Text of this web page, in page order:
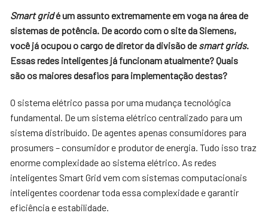
Smart gridé um assunto extremamente em voga na área de
sistemas de potência. De acordo com o site da Siemens,
você já ocupou o cargo de diretor da divisão de smart grids.
Essas redes inteligentes já funcionam atualmente? Quais
são os maiores desafios para implementação destas?
O sistema elétrico passa por uma mudança tecnológica
fundamental. De um sistema elétrico centralizado para um
sistema distribuído. De agentes apenas consumidores para
prosumers – consumidor e produtor de energia. Tudo isso traz
enorme complexidade ao sistema elétrico. As redes
inteligentes Smart Grid vem com sistemas computacionais
inteligentes coordenar toda essa complexidade e garantir
eficiência e estabilidade.